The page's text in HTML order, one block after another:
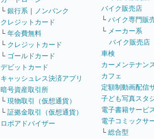
└ 銀行系 ｜
ノンバンク
クレジットカード
└ 年会費無料
└ クレジットカード
└ ゴールドカード
デビットカード
キャッシュレス決済アプリ
暗号資産取引所
└ 現物取引（仮想通貨）
└ 証拠金取引（仮想通貨）
ロボアドバイザー
バイク販売店
└ バイク専門販
└ メーカー系
バイク販売店
車検
カーメンテナン
カフェ
定額制動画配信
子ども写真スタ
電子書籍サービ
電子コミックサ
└ 総合型